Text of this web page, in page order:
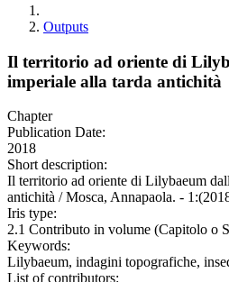
Outputs
Il territorio ad oriente di
imperiale alla tarda antichità
Chapter
Publication Date:
2018
Short description:
Il territorio ad oriente di Lilybaeum
antichità / Mosca, Annapaola. -
Iris type:
2.1 Contributo in volume (Capitolo o
Keywords:
Lilybaeum, indagini topografiche,
List of contributors: